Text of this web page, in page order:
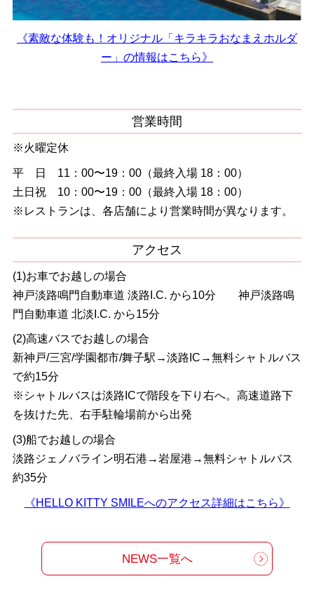
《素敵な体験も！オリジナル「キラキラおなまえホルダ
ー」の情報はこちら》
営業時間
※火曜定休
平 日 11：00〜19：00（最終入場 18：00）
土日祝 10：00〜19：00（最終入場 18：00）
※レストランは、各店舗により営業時間が異なります。
アクセス
(1)お車でお越しの場合
神戸淡路鳴門自動車道 淡路I.C. から10分 神戸淡路鳴
門自動車道 北淡I.C. から15分
(2)高速バスでお越しの場合
新神戸/三宮/学園都市/舞子駅→淡路IC→無料シャトルバス
で約15分
※シャトルバスは淡路ICで階段を下り右へ。高速道路下
を抜けた先、右手駐輪場前から出発
(3)船でお越しの場合
淡路ジェノバライン明石港→岩屋港→無料シャトルバス
約35分
《HELLO KITTY SMILEへのアクセス詳細はこちら》
NEWS一覧へ